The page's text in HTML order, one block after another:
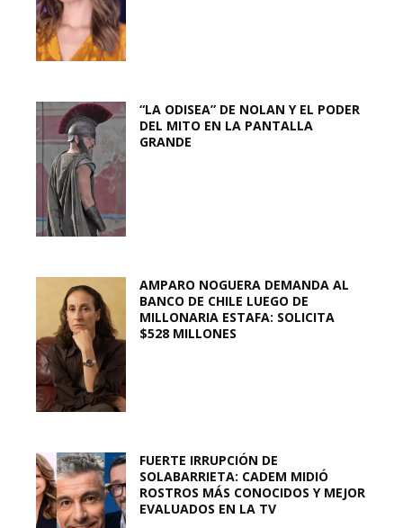
“LA ODISEA” DE NOLAN Y EL PODER
DEL MITO EN LA PANTALLA
GRANDE
AMPARO NOGUERA DEMANDA AL
BANCO DE CHILE LUEGO DE
MILLONARIA ESTAFA: SOLICITA
$528 MILLONES
FUERTE IRRUPCIÓN DE
SOLABARRIETA: CADEM MIDIÓ
ROSTROS MÁS CONOCIDOS Y MEJOR
EVALUADOS EN LA TV